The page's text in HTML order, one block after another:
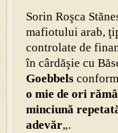
Sorin Roşca
mafiotului arab,
controlate de
în cârdăşie cu
Goebbels
o mie de ori
minciună
adevăr„.